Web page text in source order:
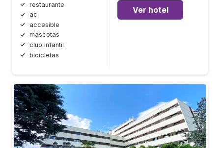
restaurante
ac
accesible
mascotas
club infantil
bicicletas
Ver hotel